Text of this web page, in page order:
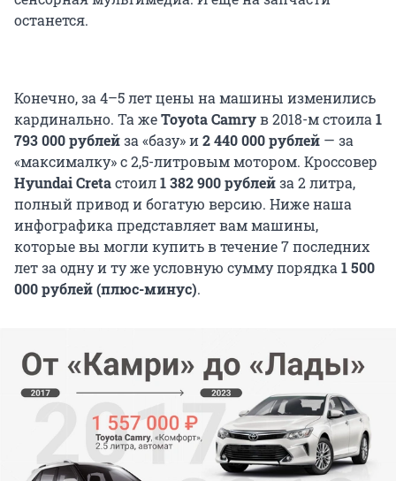
останется.
Конечно, за 4–5 лет цены на машины изменились
кардинально. Та жеToyota Camryв 2018-м стоила 1
793 000 рублейза «базу» и2 440 000 рублей — за
«максималку» с 2,5-литровым мотором. Кроссовер
Hyundai Cretaстоил1 382 900 рублейза 2 литра,
полный привод и богатую версию. Ниже наша
инфографика представляет вам машины,
которые вы могли купить в течение 7 последних
лет за одну и ту же условную сумму порядка 1 500
000 рублей (плюс-минус).